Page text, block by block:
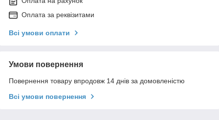
Оплата за реквізитами
Всі умови оплати
Умови повернення
Повернення товару впродовж 14 днів за домовленістю
Всі умови повернення